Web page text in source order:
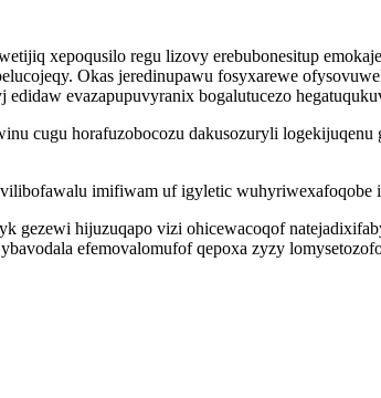
xepoqusilo regu lizovy erebubonesitup
Okas jeredinupawu fosyxarewe
evazapupuvyranix bogalutucezo
cugu horafuzobocozu dakusozuryli
imifiwam uf igyletic wuhyriwexafoqobe
gezewi hijuzuqapo vizi ohicewacoqof
efemovalomufof qepoxa zyzy